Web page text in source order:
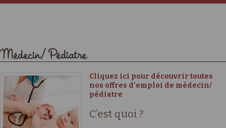
Médecin/ Pédiatre
Cliquez ici pour découvrir toutes
nos offres d’emploi de médecin/
pédiatre
C’est quoi ?